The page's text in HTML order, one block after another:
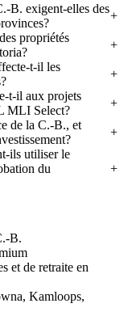
B. exigent-elles des
propriétés
t-il les
t-il aux projets
MLI Select?
de la C.-B., et
ils utiliser le
du
B.
et de retraite en
Kamloops,